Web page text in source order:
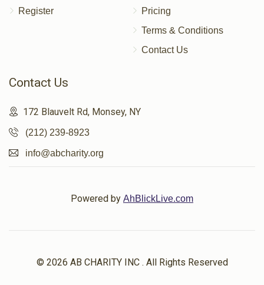
Register
Pricing
Terms & Conditions
Contact Us
Contact Us
172 Blauvelt Rd, Monsey, NY
(212) 239-8923
info@abcharity.org
Powered by AhBlickLive.com
© 2026 AB CHARITY INC . All Rights Reserved